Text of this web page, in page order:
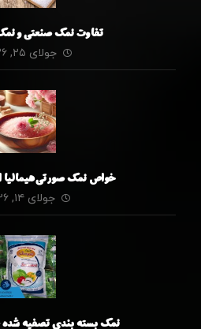
تفاوت نمک صنعتی و
جولای ۲۵, ۲۰۲۶
خواص نمک صورتی هیمالیا
جولای ۱۴, ۲۰۲۶
نمک بسته بندی تصفیه شده